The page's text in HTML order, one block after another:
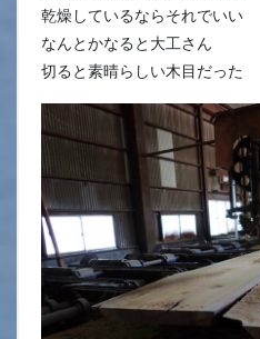
乾燥しているならそれでいい
なんとかなると大工さん
切ると素晴らしい木目だった